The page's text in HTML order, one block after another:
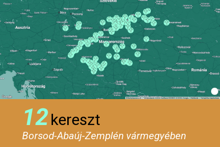
12kereszt
Borsod-Abaúj-Zemplén vármegyében